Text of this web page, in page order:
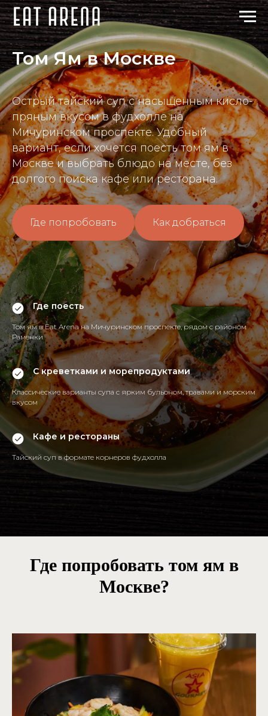
Том Ям в Москве
Острый тайский суп с насыщенным кисло-
пряным вкусом в фудхолле на
Мичуринском проспекте. Удобный
вариант, если хочется поесть том ям в
Москве и выбрать блюдо на месте, без
долгого поиска кафе или ресторана.
Где попробовать Как добраться
Где поесть
Том ям в Eat Arena на Мичуринском проспекте, рядом с районом
Раменки
С креветками и морепродуктами
Классические варианты супа с ярким бульоном, травами и морским
вкусом
Кафе и рестораны
Тайский суп в формате корнеров фудхолла
Где попробовать том ям в
Москве?